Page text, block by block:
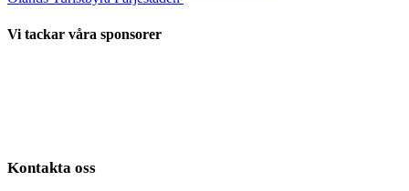
Vi tackar våra sponsorer
Kontakta oss